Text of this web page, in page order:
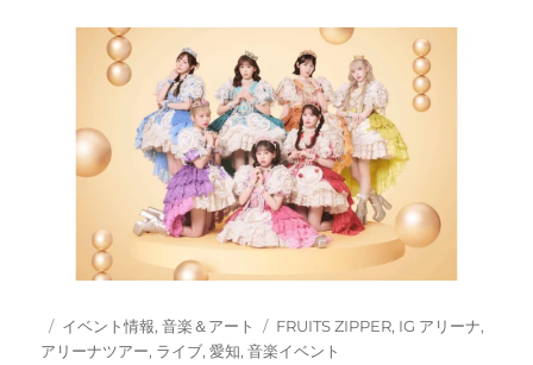
投
稿
カ
テ
イベント情報,音楽＆アート
タ
グ
FRUITS ZIPPER, IG アリーナ,
アリーナツアー, ライブ,愛知,音楽イベント